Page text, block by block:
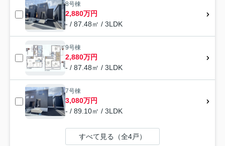
8号棟
2,880万円
- / 87.48㎡ / 3LDK
9号棟
2,880万円
- / 87.48㎡ / 3LDK
7号棟
3,080万円
- / 89.10㎡ / 3LDK
すべて見る（全4戸）